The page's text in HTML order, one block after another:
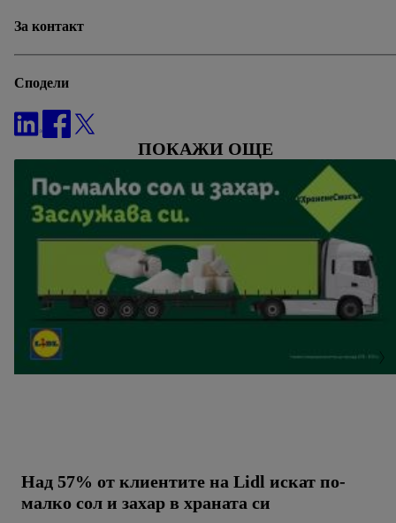
За контакт
Сподели
ПОКАЖИ ОЩЕ
Над 57% от клиентите на Lidl искат по-
малко сол и захар в храната си